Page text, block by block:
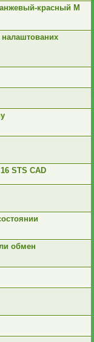
красный M
STS CAD
обмен